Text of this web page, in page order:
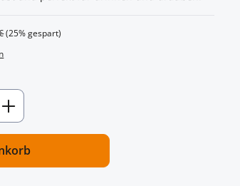
Preis:
(25% gespart)
gewünschten Wert ein